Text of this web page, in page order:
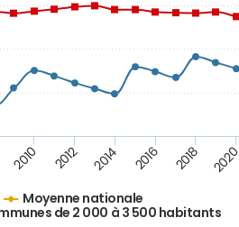
Moyenne nationale
de 2 000 à 3 500 habitants
2010 2012 2014 2016 2018 2020